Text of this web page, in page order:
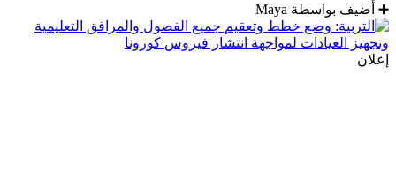
➕
أضيف بواسطة Maya
إعلان